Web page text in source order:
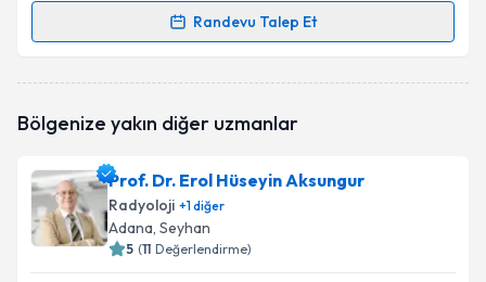
Randevu Talep Et
Randevu Takvimi Talebi
oluşturun. Size bu uzmandan randevu almanız için bir
E-posta Adresiniz
Bölgenize yakın diğer uzmanlar
Prof. Dr. Erol Hüseyin Aksungur
Radyoloji +1diğer
Adana, Seyhan
5 (11 Değerlendirme)